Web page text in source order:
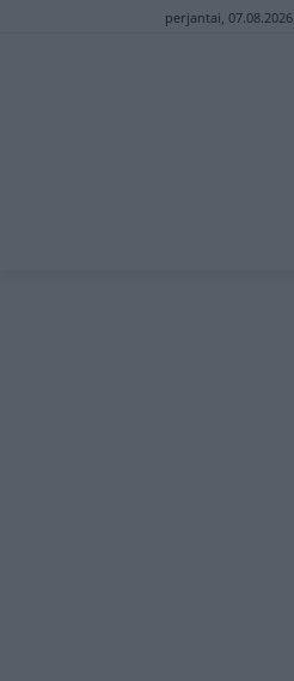
perjantai, 07.08.2026